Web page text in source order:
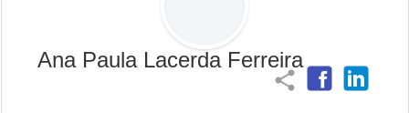
Ana Paula Lacerda Ferreira
share